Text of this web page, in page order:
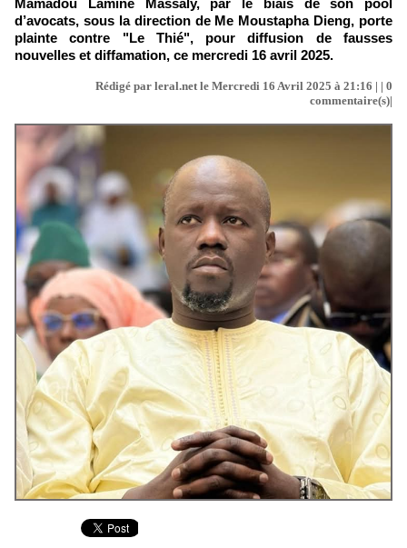
Mamadou Lamine Massaly, par le biais de son pool
d’avocats, sous la direction de Me Moustapha Dieng, porte
plainte contre "Le Thié", pour diffusion de fausses
nouvelles et diffamation, ce mercredi 16 avril 2025.
Rédigé par leral.net le Mercredi 16 Avril 2025 à 21:16 | | 0
commentaire(s)|